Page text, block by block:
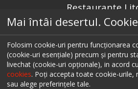
Restaurante
Restaurante
Restaurante
Restaurante
Restaurante
Mai întâi desertul.
Folosim cookie-uri pentru funcționarea
(cookie-uri esențiale) precum și pentru
livechat (cookie-uri opționale), in acord cu
cookies. Poți accepta toate cookie-urile,
sau alege preferințele tale.